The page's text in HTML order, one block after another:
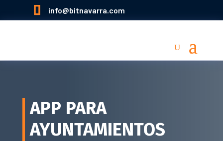
 info@bitnavarra.com
APP PARA
AYUNTAMIENTOS